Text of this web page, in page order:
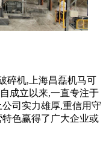
碎机,上海昌磊机马可
成立以来,一直专注于
司实力雄厚,重信用守
色赢得了广大企业或